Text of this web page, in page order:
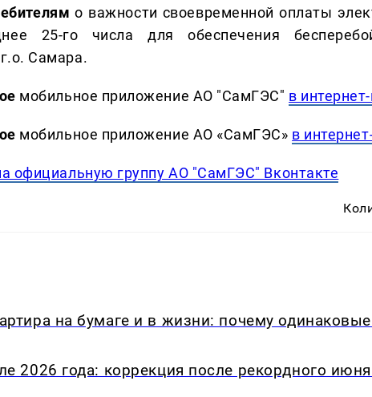
о важности своевременной оплаты
25-го числа для обеспечения
Самара.
мобильное приложение АО "СамГЭС" в
мобильное приложение АО «СамГЭС» в
официальную группу АО "СамГЭС" Вконтакте
на бумаге и в жизни: почему
2026 года: коррекция после рекордного